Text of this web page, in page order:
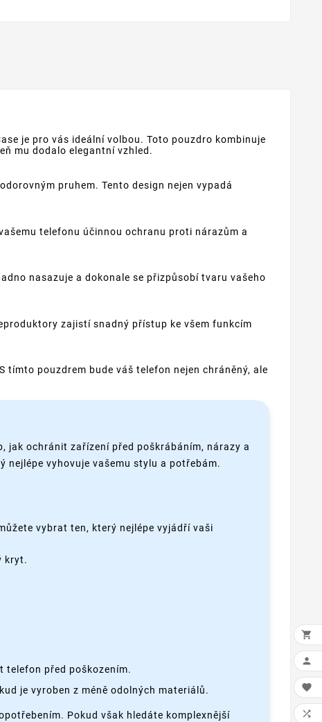
je pro vás ideální volbou. Toto pouzdro kombinuje
mu dodalo elegantní vzhled.
pruhem. Tento design nejen vypadá
telefonu účinnou ochranu proti nárazům a
nasazuje a dokonale se přizpůsobí tvaru vašeho
zajistí snadný přístup ke všem funkcím
tímto pouzdrem bude váš telefon nejen chráněný, ale
jak ochránit zařízení před poškrábáním, nárazy a
vyhovuje vašemu stylu a potřebám.
vybrat ten, který nejlépe vyjádří vaši
kryt.
telefon před poškozením.
je vyroben z méně odolných materiálů.
Pokud však hledáte komplexnější



